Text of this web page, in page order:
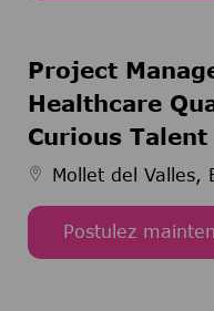
Project
Healthcare
Curious Talent
Mollet del Valles,
Postulez
Project